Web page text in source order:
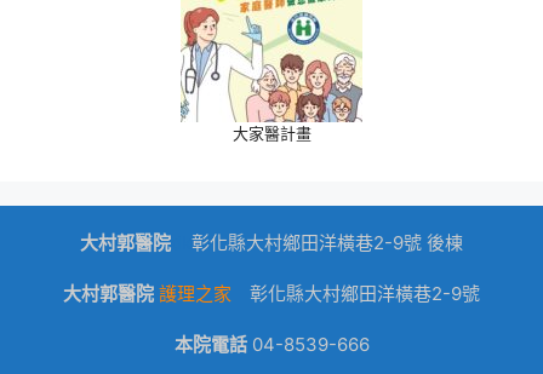
大家醫計畫
大村郭醫院 彰化縣大村鄉田洋橫巷2-9號 後棟
大村郭醫院 護理之家 彰化縣大村鄉田洋橫巷2-9號
本院電話04-8539-666